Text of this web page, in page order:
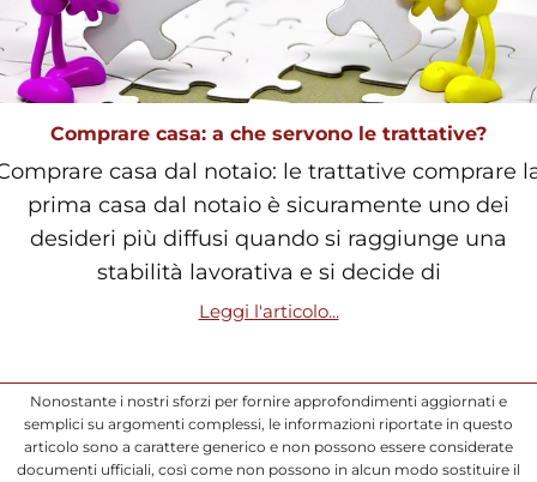
Comprare casa: a che servono le trattative?
casa dal notaio: le trattative comprare
prima casa dal notaio è sicuramente uno dei
desideri più diffusi quando si raggiunge una
stabilità lavorativa e si decide di
Leggi l'articolo...
Nonostante i nostri sforzi per fornire approfondimenti aggiornati e
semplici su argomenti complessi, le informazioni riportate in questo
articolo sono a carattere generico e non possono essere considerate
documenti ufficiali, così come non possono in alcun modo sostituire il